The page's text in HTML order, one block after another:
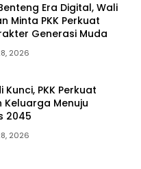
Era Digital, Wali
Minta PKK Perkuat
Generasi Muda
2026
PKK Perkuat
Menuju
2045
2026